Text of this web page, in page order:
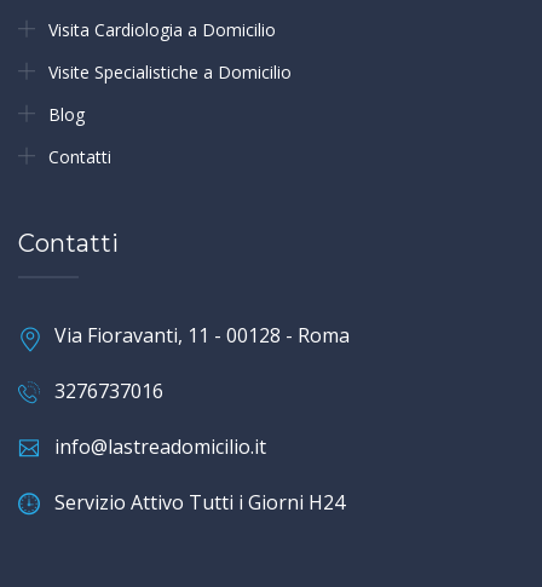
Visita Cardiologia a Domicilio
Visite Specialistiche a Domicilio
Blog
Contatti
Contatti
Via Fioravanti, 11 - 00128 - Roma
3276737016
info@lastreadomicilio.it
Servizio Attivo Tutti i Giorni H24